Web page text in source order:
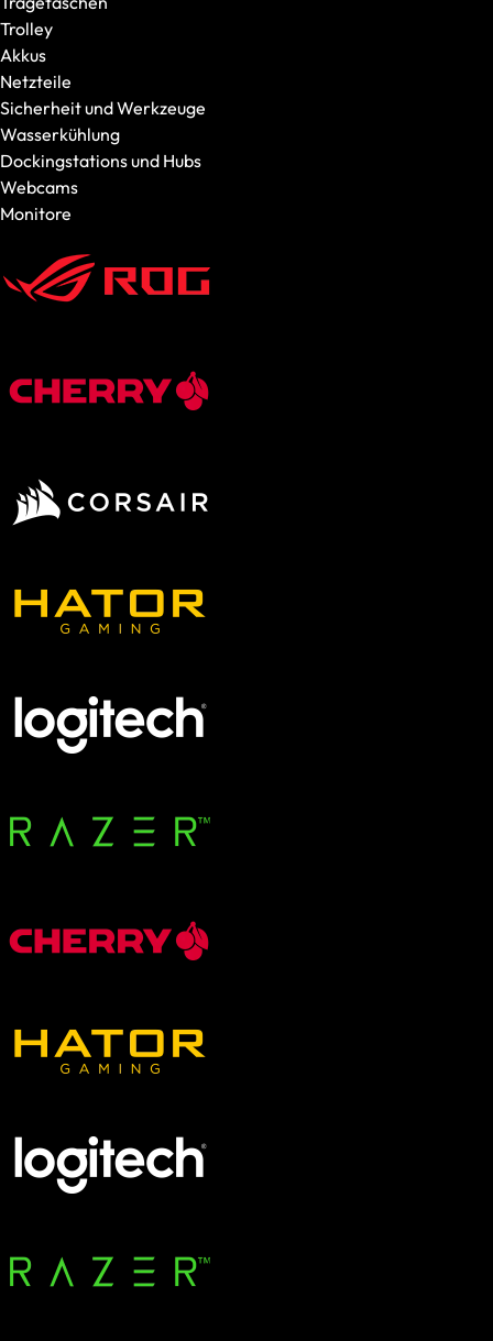
Trolley
Akkus
Netzteile
Sicherheit und Werkzeuge
Wasserkühlung
Dockingstations und Hubs
Webcams
Monitore
XR Station
IMAGE Station
VIDEO Station
CAD Station
Empfohlen für
Office & Schule
VR / XR / AR
Bild & Videobearbeitung
CAD & Rendering
RTX 5060
RTX 5060 Ti
RTX 5080
Konfigurierbare Grafikkarte
RTX 5070
RTX 5070 Ti
Radeon RX 9060 XT
Radeon RX 9070
Klein (Small Form Factor)
Mittel (Midi)
Groß (Big)
Bedienelemente unten
Panorama-Glas (Fishtank)
Weißes Gehäuse wählbar
HTC VIVE
Pimax
Somnium
AR-Headsets
Transport und Lagerung
Taschen und Hüllen